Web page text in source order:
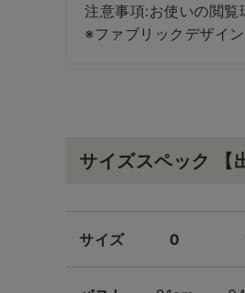
注意事項:お使いの閲
※ファブリックデザイ
サイズスペック 【
サイズ 0